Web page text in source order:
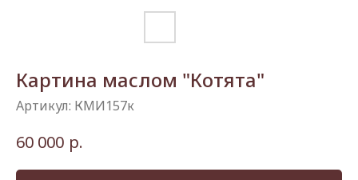
Картина маслом "Котята"
Артикул: КМИ157к
60 000 р.